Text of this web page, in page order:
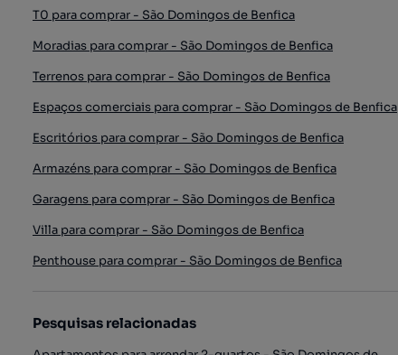
T0 para comprar - São Domingos de Benfica
Moradias para comprar - São Domingos de Benfica
Terrenos para comprar - São Domingos de Benfica
Espaços comerciais para comprar - São Domingos de Benfica
Escritórios para comprar - São Domingos de Benfica
Armazéns para comprar - São Domingos de Benfica
Garagens para comprar - São Domingos de Benfica
Villa para comprar - São Domingos de Benfica
Penthouse para comprar - São Domingos de Benfica
Pesquisas relacionadas